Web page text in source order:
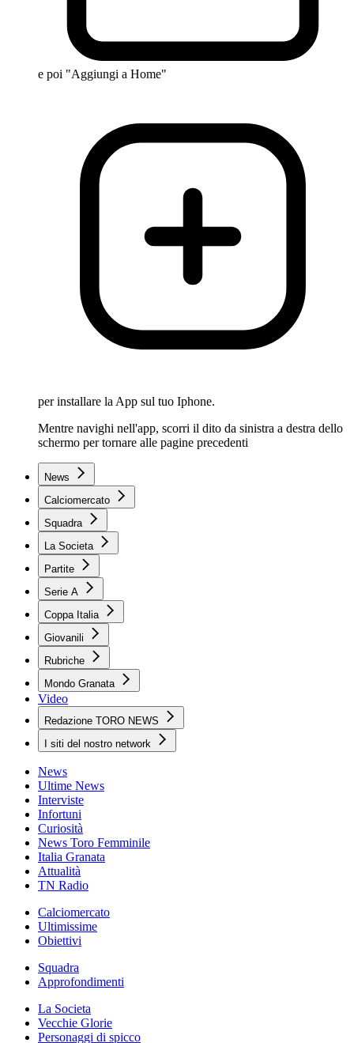
e poi "Aggiungi a Home"
per installare la App sul tuo Iphone.
Mentre navighi nell'app, scorri il dito da sinistra a destra dello
schermo per tornare alle pagine precedenti
News
Calciomercato
Squadra
La Societa
Partite
Serie A
Coppa Italia
Giovanili
Rubriche
Mondo Granata
Video
Redazione TORO NEWS
I siti del nostro network
News
Ultime News
Interviste
Infortuni
Curiosità
News Toro Femminile
Italia Granata
Attualità
TN Radio
Calciomercato
Ultimissime
Obiettivi
Squadra
Approfondimenti
La Societa
Vecchie Glorie
Personaggi di spicco